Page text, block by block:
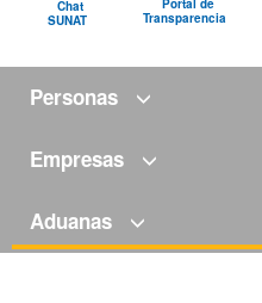
Chat
SUNAT
Portal de
Transparencia
Personas
Empresas
Aduanas